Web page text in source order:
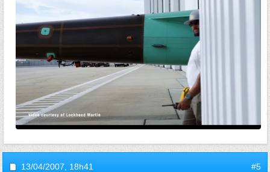
13/04/2007, 18h41 #5